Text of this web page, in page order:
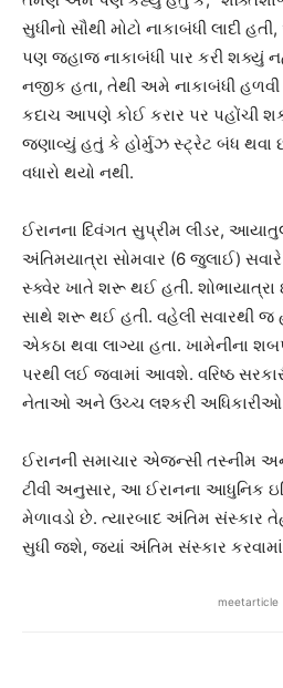
સુધીનો સૌથી મોટો નાકાબંધી લાદી
પણ જહાજ નાકાબંધી પાર કરી શક્યું
નજીક હતા, તેથી અમે નાકાબંધી
કદાચ આપણે કોઈ કરાર પર પહોંચી
જણાવ્યું હતું કે હોર્મુઝ સ્ટ્રેટ બંધ થવા
વધારો થયો નથી.
ઈરાનના દિવંગત સુપ્રીમ લીડર,
અંતિમયાત્રા સોમવાર (6 જુલાઈ)
સ્ક્વેર ખાતે શરૂ થઈ હતી. શોભાયાત્રા
સાથે શરૂ થઈ હતી. વહેલી સવારથી જ
એકઠા થવા લાગ્યા હતા. ખામેનીના
પરથી લઈ જવામાં આવશે. વરિષ્ઠ
નેતાઓ અને ઉચ્ચ લશ્કરી અધિકારીઓ
ઈરાનની સમાચાર એજન્સી તસ્નીમ
ટીવી અનુસાર, આ ઈરાનના આધુનિક
મેળાવડો છે. ત્યારબાદ અંતિમ સંસ્કાર
સુધી જશે, જ્યાં અંતિમ સંસ્કાર
meetarticle